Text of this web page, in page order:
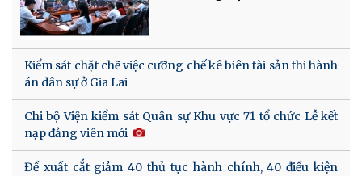
Kiểm sát chặt chẽ việc cưỡng chế kê biên tài sản thi hành
án dân sự ở Gia Lai
Chi bộ Viện kiểm sát Quân sự Khu vực 71 tổ chức Lễ kết
nạp đảng viên mới
Đề xuất cắt giảm 40 thủ tục hành chính, 40 điều kiện